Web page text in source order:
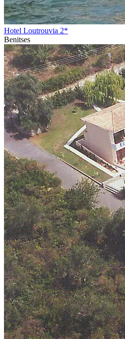
Hotel Loutrouvia 2*
Benitses